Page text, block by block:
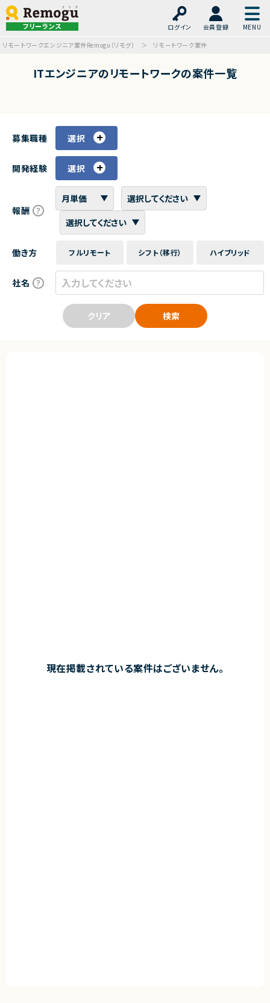
フリーランス ログイン
会員登録
リモートワークエンジニア案件Remogu（リモグ）
リモートワーク案件
ITエンジニアのリモートワークの案件一覧
募集職種 選択
開発経験 選択
報酬
働き方 フルリモート シフト（移行） ハイブリッド
社名
クリア 検索
現在掲載されている案件はございません。